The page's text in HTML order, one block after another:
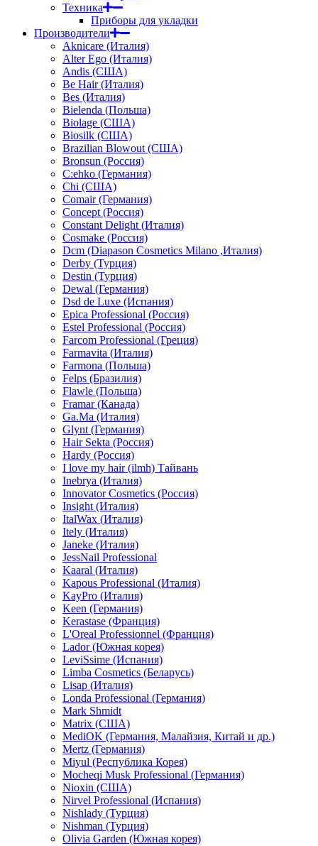
Техника
Приборы для укладки
Производители
Aknicare (Италия)
Alter Ego (Италия)
Andis (США)
Be Hair (Италия)
Bes (Италия)
Bielenda (Польша)
Biolage (США)
Biosilk (США)
Brazilian Blowout (США)
Bronsun (Россия)
C:ehko (Германия)
Chi (США)
Comair (Германия)
Concept (Россия)
Constant Delight (Италия)
Cosmake (Россия)
Dcm (Diapason Cosmetics Milano ,Италия)
Derby (Турция)
Destin (Турция)
Dewal (Германия)
Dsd de Luxe (Испания)
Epica Professional (Россия)
Estel Professional (Россия)
Farcom Professional (Греция)
Farmavita (Италия)
Farmona (Польша)
Felps (Бразилия)
Flawle (Польша)
Framar (Канада)
Ga.Ma (Италия)
Glynt (Германия)
Hair Sekta (Россия)
Hardy (Россия)
I love my hair (ilmh) Тайвань
Inebrya (Италия)
Innovator Cosmetics (Россия)
Insight (Италия)
ItalWax (Италия)
Itely (Италия)
Janeke (Италия)
JessNail Professional
Kaaral (Италия)
Kapous Professional (Италия)
KayPro (Италия)
Keen (Германия)
Kerastase (Франция)
L'Oreal Professionnel (Франция)
Lador (Южная корея)
LeviSsime (Испания)
Limba Cosmetics (Беларусь)
Lisap (Италия)
Londa Professional (Германия)
Mark Shmidt
Matrix (США)
MediOK (Германия, Малайзия, Китай и др.)
Mertz (Германия)
Miyul (Республика Корея)
Mocheqi Musk Professional (Германия)
Nioxin (США)
Nirvel Professional (Испания)
Nishlady (Турция)
Nishman (Турция)
Olivia Garden (Южная корея)